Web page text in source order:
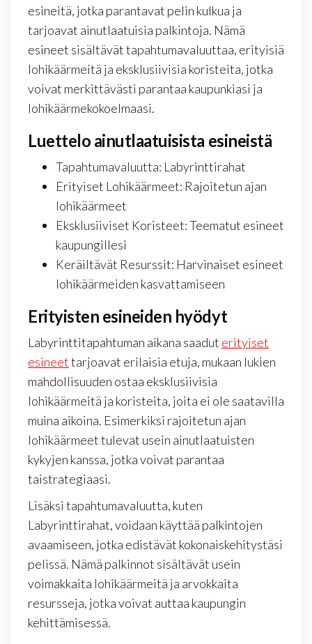
esineitä, jotka parantavat pelin kulkua ja
tarjoavat ainutlaatuisia palkintoja. Nämä
esineet sisältävät tapahtumavaluuttaa, erityisiä
lohikäärmeitä ja eksklusiivisia koristeita, jotka
voivat merkittävästi parantaa kaupunkiasi ja
lohikäärmekokoelmaasi.
Luettelo ainutlaatuisista esineistä
Tapahtumavaluutta: Labyrinttirahat
Erityiset Lohikäärmeet: Rajoitetun ajan
lohikäärmeet
Eksklusiiviset Koristeet: Teematut esineet
kaupungillesi
Keräiltävät Resurssit: Harvinaiset esineet
lohikäärmeiden kasvattamiseen
Erityisten esineiden hyödyt
Labyrinttitapahtuman aikana saadut erityiset
esineettarjoavat erilaisia etuja, mukaan lukien
mahdollisuuden ostaa eksklusiivisia
lohikäärmeitä ja koristeita, joita ei ole saatavilla
muina aikoina. Esimerkiksi rajoitetun ajan
lohikäärmeet tulevat usein ainutlaatuisten
kykyjen kanssa, jotka voivat parantaa
taistrategiaasi.
Lisäksi tapahtumavaluutta, kuten
Labyrinttirahat, voidaan käyttää palkintojen
avaamiseen, jotka edistävät kokonaiskehitystäsi
pelissä. Nämä palkinnot sisältävät usein
voimakkaita lohikäärmeitä ja arvokkaita
resursseja, jotka voivat auttaa kaupungin
kehittämisessä.